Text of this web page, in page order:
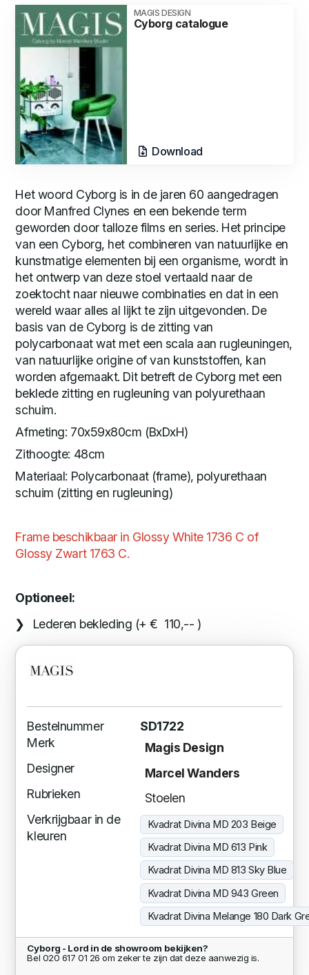
MAGIS DESIGN
Cyborg catalogue
Download
Het woord Cyborg is in de jaren 60 aangedragen
door Manfred Clynes en een bekende term
geworden door talloze films en series. Het principe
van een Cyborg, het combineren van natuurlijke en
kunstmatige elementen bij een organisme, wordt in
het ontwerp van deze stoel vertaald naar de
zoektocht naar nieuwe combinaties en dat in een
wereld waar alles al lijkt te zijn uitgevonden. De
basis van de Cyborg is de zitting van
polycarbonaat wat met een scala aan rugleuningen,
van natuurlijke origine of van kunststoffen, kan
worden afgemaakt. Dit betreft de Cyborg met een
beklede zitting en rugleuning van polyurethaan
schuim.
Afmeting: 70x59x80cm (BxDxH)
Zithoogte: 48cm
Materiaal: Polycarbonaat (frame), polyurethaan
schuim (zitting en rugleuning)
Frame beschikbaar in Glossy White 1736 C of
Glossy Zwart 1763 C.
Optioneel:
Lederen bekleding (+ € 110,-- )
Bestelnummer
SD1722
Merk
Magis Design
Designer
Marcel Wanders
Rubrieken
Stoelen
Verkrijgbaar in de
kleuren
Kvadrat Divina MD 203 Beige
Kvadrat Divina MD 613 Pink
Kvadrat Divina MD 813 Sky Blue
Kvadrat Divina MD 943 Green
Kvadrat Divina Melange 180 Dark
Cyborg - Lord in de showroom bekijken?
Bel 020 617 01 26 om zeker te zijn dat deze aanwezig is.